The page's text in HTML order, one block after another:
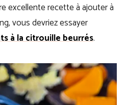
excellente recette à ajouter à
vous devriez essayer
à la citrouillebeurrés.